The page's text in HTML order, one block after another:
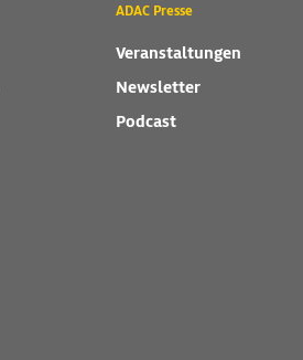
ADAC Presse
Veranstaltungen
Newsletter
Podcast